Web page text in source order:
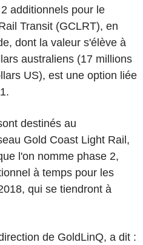
additionnels pour le
Transit (GCLRT), en
dont la valeur s'élève à
australiens (17 millions
US), est une option liée
destinés au
Gold Coast Light Rail,
l'on nomme phase 2,
à temps pour les
qui se tiendront à
de GoldLinQ, a dit :